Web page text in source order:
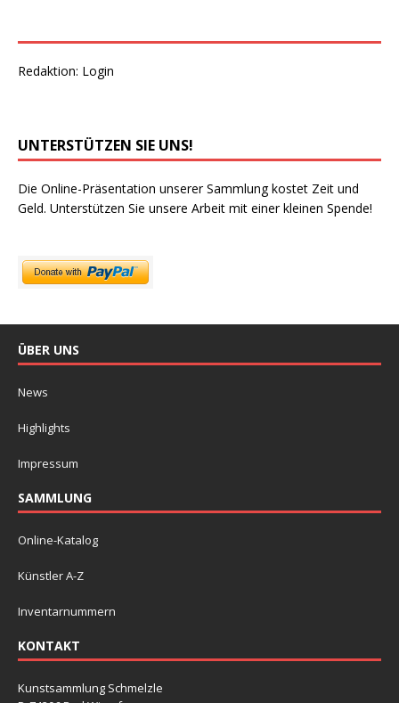
Redaktion: Login
UNTERSTÜTZEN SIE UNS!
Die Online-Präsentation unserer Sammlung kostet Zeit und
Geld. Unterstützen Sie unsere Arbeit mit einer kleinen Spende!
ÜBER UNS
News
Highlights
Impressum
SAMMLUNG
Online-Katalog
Künstler A-Z
Inventarnummern
KONTAKT
Kunstsammlung Schmelzle